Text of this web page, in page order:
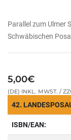
Parallel zum Ulmer
Schwäbischen
5,00€
(DE) INKL. MWST. /
42.
ISBN/EAN: